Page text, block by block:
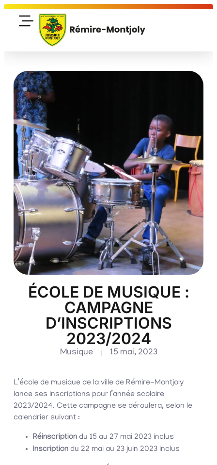
ÉCOLE DE MUSIQUE :
CAMPAGNE
D’INSCRIPTIONS
2023/2024
Musique 15 mai, 2023
L’école de musique de la ville de Rémire-Montjoly
lance ses inscriptions pour l’année scolaire
2023/2024. Cette campagne se déroulera, selon le
calendrier suivant :
Réinscription du 15 au 27 mai 2023 inclus
Inscription du 22 mai au 23 juin 2023 inclus